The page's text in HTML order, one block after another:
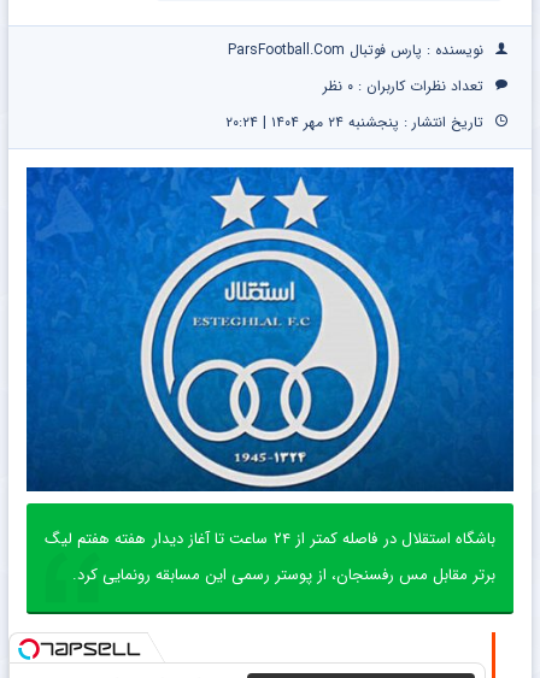
نویسنده : پارس فوتبال ParsFootball.Com
تعداد نظرات کاربران : ۰ نظر
تاریخ انتشار : پنجشنبه ۲۴ مهر ۱۴۰۴ | ۲۰:۲۴
باشگاه استقلال در فاصله کمتر از ۲۴ ساعت تا آغاز دیدار هفته هفتم لیگ
برتر مقابل مس رفسنجان، از پوستر رسمی این مسابقه رونمایی کرد.